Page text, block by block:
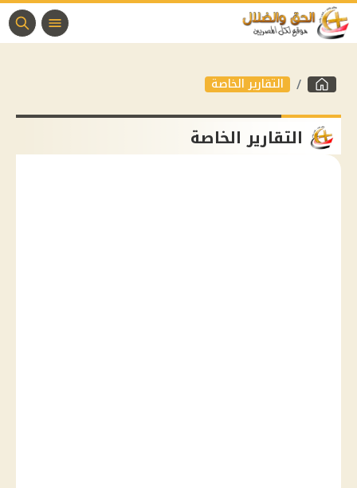
التقارير الخاصة
التقارير الخاصة